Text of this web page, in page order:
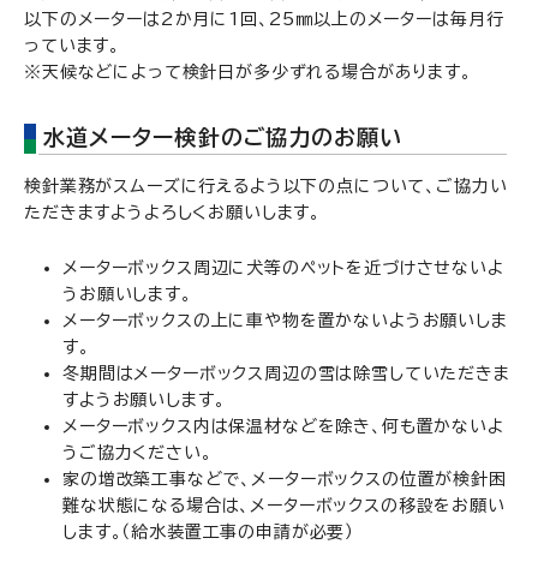
以下のメーターは2か月に1回、25㎜以上のメーターは毎月行
っています。
※天候などによって検針日が多少ずれる場合があります。
水道メーター検針のご協力のお願い
検針業務がスムーズに行えるよう以下の点について、ご協力い
ただきますようよろしくお願いします。
メーターボックス周辺に犬等のペットを近づけさせないよ
うお願いします。
メーターボックスの上に車や物を置かないようお願いしま
す。
冬期間はメーターボックス周辺の雪は除雪していただきま
すようお願いします。
メーターボックス内は保温材などを除き、何も置かないよ
うご協力ください。
家の増改築工事などで、メーターボックスの位置が検針困
難な状態になる場合は、メーターボックスの移設をお願い
します。（給水装置工事の申請が必要）